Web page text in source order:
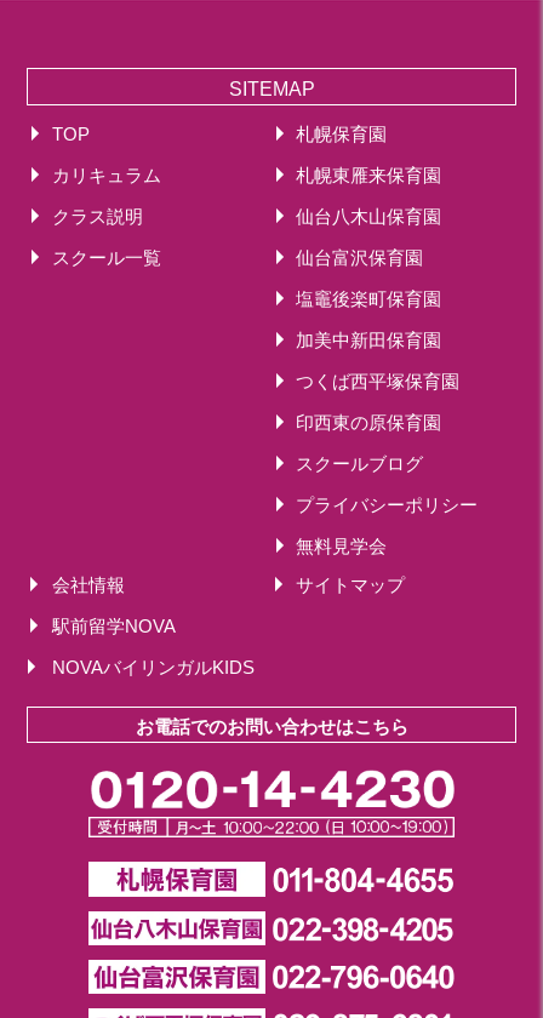
SITEMAP
TOP
カリキュラム
クラス説明
スクール一覧
札幌保育園
札幌東雁来保育園
仙台八木山保育園
仙台富沢保育園
塩竈後楽町保育園
加美中新田保育園
つくば西平塚保育園
印西東の原保育園
スクールブログ
プライバシーポリシー
無料見学会
会社情報
サイトマップ
駅前留学NOVA
NOVAバイリンガルKIDS
お電話でのお問い合わせはこちら